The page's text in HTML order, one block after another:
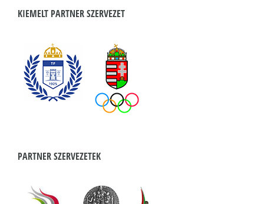
KIEMELT PARTNER SZERVEZET
PARTNER SZERVEZETEK